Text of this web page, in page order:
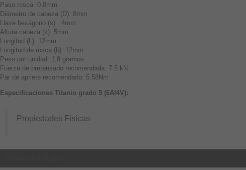
Paso rosca: 0.8mm
Diámetro de cabeza (D): 8mm
Llave hexágono (s) : 4mm
Altura cabeza (k): 5mm.
Longitud (L): 12mm.
Longitud de rosca (b): 12mm.
Peso por unidad: 1,8 gramos.
Fuerza de pretensado recomendada: 7.5 kN
Par de apriete recomendado: 5.58Nm
Especificaciones Titanio grado 5 (6Al4V):
Propiedades Físicas